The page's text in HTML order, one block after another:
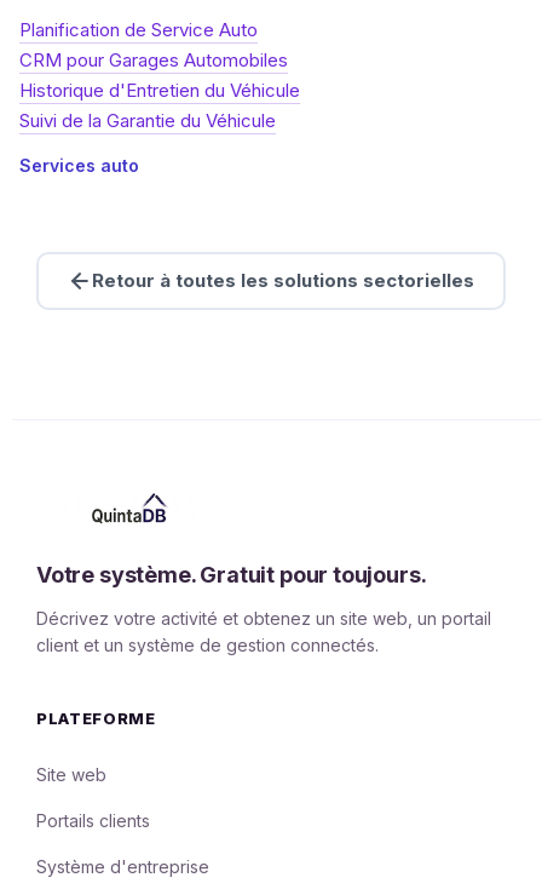
Planification de Service Auto
CRM pour Garages Automobiles
Historique d'Entretien du Véhicule
Suivi de la Garantie du Véhicule
Services auto
Retour à toutes les solutions sectorielles
Votre système. Gratuit pour toujours.
Décrivez votre activité et obtenez un site web, un portail
client et un système de gestion connectés.
PLATEFORME
Site web
Portails clients
Système d'entreprise